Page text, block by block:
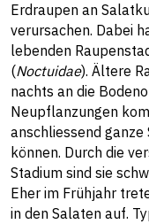
Erdraupen an
verursachen. Dabei
lebenden
(Noctuidae). Ältere
nachts an die
Neupflanzungen
anschliessend
können. Durch die
Stadium sind sie
Eher im Frühjahr
in den Salaten auf.